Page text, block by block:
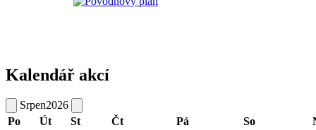
Kalendář akcí
Srpen2026
Po
Út St Čt Pá So